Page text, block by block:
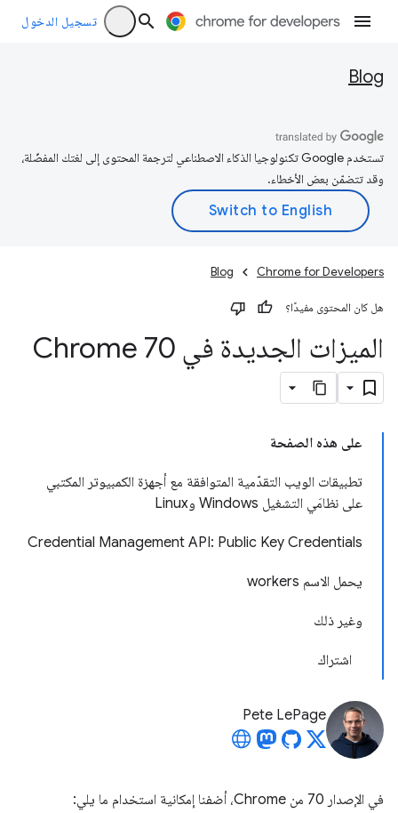
تسجيل الدخول
Blog
تستخدم Google تكنولوجيا الذكاء الاصطناعي لترجمة المحتوى إلى لغتك المفضّلة،
وقد تتضمّن بعض الأخطاء.
Chrome for Developers
Blog
هل كان المحتوى مفيدًا؟
الميزات الجديدة في Chrome 70
على هذه الصفحة
تطبيقات الويب التقدّمية المتوافقة مع أجهزة الكمبيوتر المكتبي
على نظامَي التشغيل Windows وLinux
Credential Management API: Public Key Credentials
يحمل الاسم workers
وغير ذلك
اشتراك
Pete LePage
في الإصدار 70 من Chrome، أضفنا إمكانية استخدام ما يلي: